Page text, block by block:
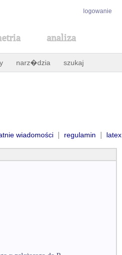
logowanie
analiza
narz�dzia szukaj
wiadomości | regulamin | latex